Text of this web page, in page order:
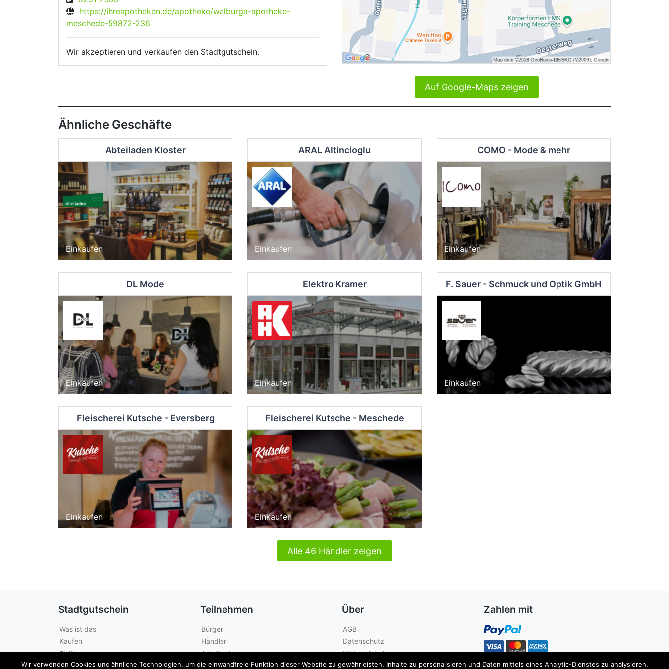
https://ihreapotheken.de/apotheke/walburga-apotheke-
meschede-59872-236
Wir akzeptieren und verkaufen den Stadtgutschein.
Auf Google-Maps zeigen
Ähnliche Geschäfte
Abteiladen Kloster
Einkaufen
ARAL Altincioglu
Einkaufen
COMO - Mode & mehr
Einkaufen
DL Mode
Einkaufen
Elektro Kramer
Einkaufen
F. Sauer - Schmuck und Optik GmbH
Einkaufen
Fleischerei Kutsche - Eversberg
Einkaufen
Fleischerei Kutsche - Meschede
Einkaufen
Alle 46 Händler zeigen
Stadtgutschein
Was ist das
Kaufen
Einlösen
Guthabenabfrage
Teilnehmen
Bürger
Händler
Arbeitgeber
Städte
Über
AGB
Datenschutz
Widerrufsbelehrung
Kontakt
Zahlen mit
Wir verwenden Cookies und ähnliche Technologien, um die einwandfreie Funktion dieser Website zu gewährleisten, Inhalte zu personalisieren und Daten mittels eines Analytic-Dienstes zu analysieren.